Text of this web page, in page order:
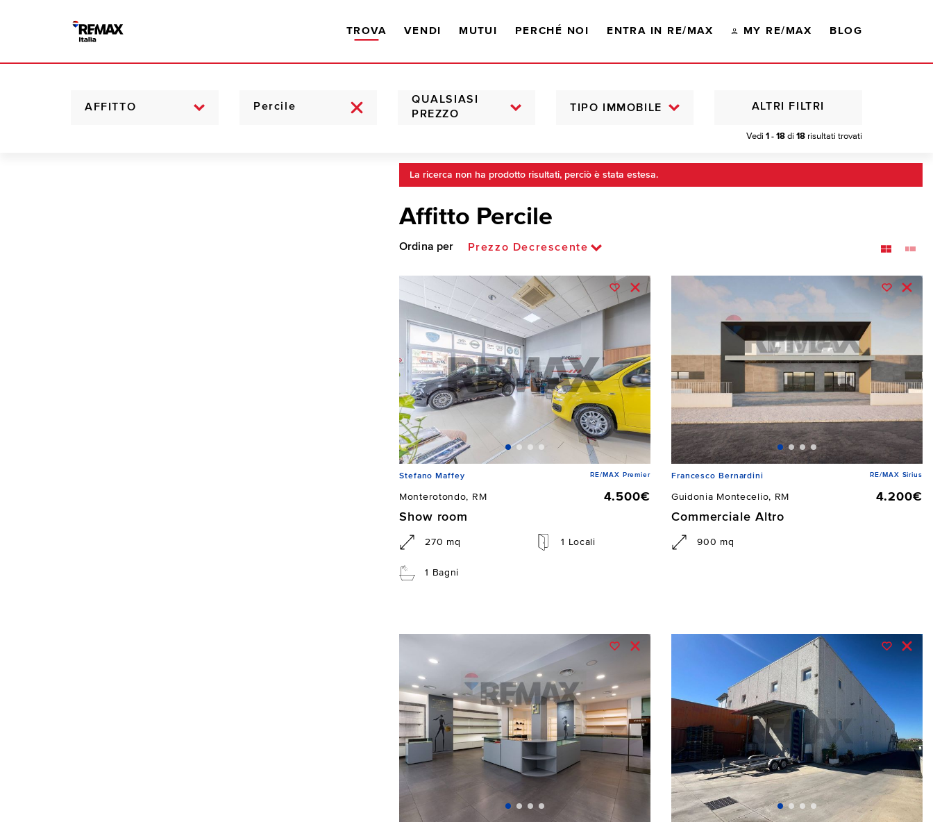
TROVA VENDI MUTUI PERCHÉ NOI ENTRA IN RE/MAX MY RE/MAX BLOG
AFFITTO
QUALSIASI
PREZZO
TIPO IMMOBILE
Vedi 1 - 18 di 18 risultati trovati
ALTRI FILTRI
La ricerca non ha prodotto risultati, perciò è stata estesa.
Affitto Percile
Ordina per Prezzo Decrescente
Stefano Maffey RE/MAX Premier
Monterotondo, RM
4.500€
Show room
270 mq 1 Locali
1 Bagni
Francesco Bernardini RE/MAX Sirius
Guidonia Montecelio, RM
4.200€
Commerciale Altro
900 mq